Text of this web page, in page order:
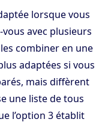
lorsque vous
avec plusieurs
combiner en une
adaptées si vous
mais diffèrent
une liste de tous
l’option 3 établit